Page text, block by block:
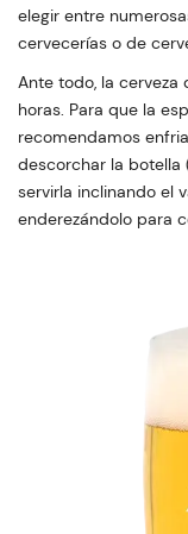
elegir entre
cervecerías o de
Ante todo, la
horas. Para que la
recomendamos
descorchar la botella
servirla inclinando el
enderezándolo para